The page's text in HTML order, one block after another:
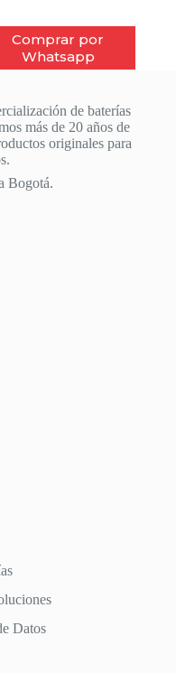
Comprar por
Whatsapp
de baterías
más de 20 años de
originales para
Bogotá.
Datos